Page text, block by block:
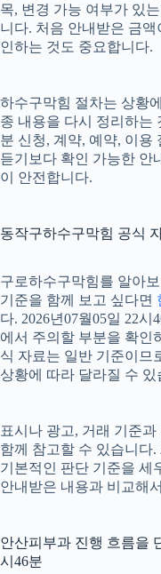
목, 변경 가능 여부가 있
니다. 처음 안내받은 금
인하는 것도 중요합니다.
하수구막힘 절차는 상황
종 내용을 다시 정리하는
분 신청, 계약, 예약, 이용
듣기보다 확인 가능한 안
이 안전합니다.
동작구하수구막힘 공식
구로하수구막힘를 알아
기준을 함께 보고 싶다면
다. 2026년07월05일 22
에서 주의할 부분을 확인
식 자료는 일반 기준이므
상황에 따라 달라질 수 있
표시나 광고, 거래 기준
함께 참고할 수 있습니다.
기본적인 판단 기준을 세
안내받은 내용과 비교해
안산피부과 진행 흐름을
시46분